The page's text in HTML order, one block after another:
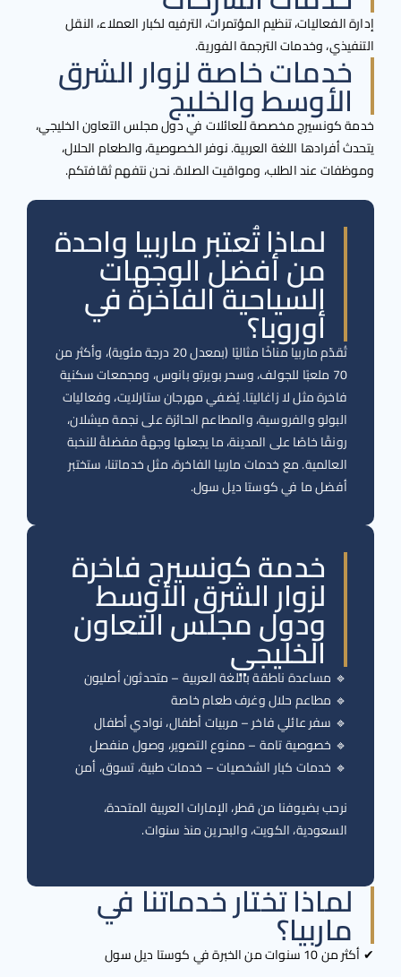
الفعاليات، تنظيم المؤتمرات، الترفيه لكبار العملاء، النقل
وخدمات الترجمة الفورية.
خدمات خاصة لزوار الشرق
الأوسط والخليج
كونسيرج مخصصة للعائلات في دول مجلس التعاون الخليجي،
أفرادها اللغة العربية. نوفر الخصوصية، والطعام الحلال،
عند الطلب، ومواقيت الصلاة. نحن نتفهم ثقافتكم.
لماذا تُعتبر ماربيا واحدة
من أفضل الوجهات
السياحية الفاخرة في
أوروبا؟
تُقدّم ماربيا مناخًا مثاليًا (بمعدل 20 درجة مئوية)، وأكثر من
70 ملعبًا للجولف، وسحر بويرتو بانوس، ومجمعات سكنية
فاخرة مثل لا زاغاليتا. يُضفي مهرجان ستارلايت، وفعاليات
البولو والفروسية، والمطاعم الحائزة على نجمة ميشلان،
رونقًا خاصًا على المدينة، ما يجعلها وجهةً مفضلةً للنخبة
العالمية. مع خدمات ماربيا الفاخرة، مثل خدماتنا، ستختبر
أفضل ما في كوستا ديل سول.
خدمة كونسيرج فاخرة
لزوار الشرق الأوسط
ودول مجلس التعاون
الخليجي
🔹 مساعدة ناطقة باللغة العربية – متحدثون أصليون
🔹 مطاعم حلال وغرف طعام خاصة
🔹 سفر عائلي فاخر – مربيات أطفال، نوادي أطفال
🔹 خصوصية تامة – ممنوع التصوير، وصول منفصل
🔹 خدمات كبار الشخصيات – خدمات طبية، تسوق، أمن
نرحب بضيوفنا من قطر، الإمارات العربية المتحدة،
السعودية، الكويت، والبحرين منذ سنوات.
لماذا تختار خدماتنا في
ماربيا؟الخبرة في كوستا ديل سول